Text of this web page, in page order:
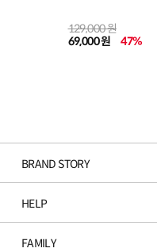
129,000 원
69,000 원
47%
BRAND STORY
HELP
FAMILY